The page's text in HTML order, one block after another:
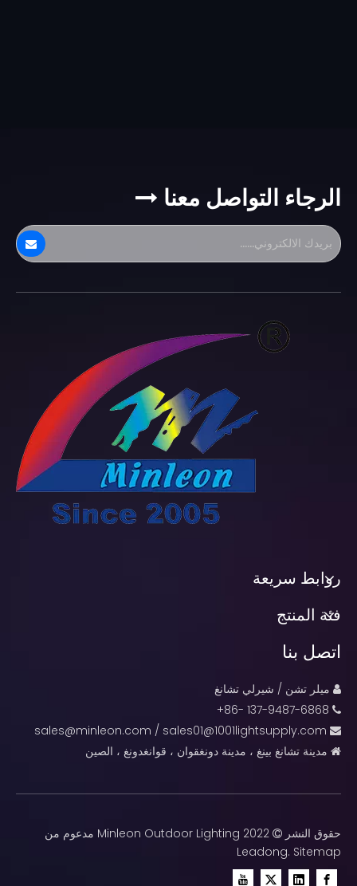
الرجاء التواصل معنا 
روابط سريعة
فئة المنتج
اتصل بنا
 ميلر تشن / شيرلي تشانغ


sales@minleon.com / sales01@1001lightsupply.com
 مدينة تشانغ بينغ ، مدينة دونغقوان ، قوانغدونغ ، الصين
حقوق النشر 
Leadong. Sitemap